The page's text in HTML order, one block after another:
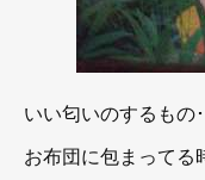
いい匂いのするもの
お布団に包まってる